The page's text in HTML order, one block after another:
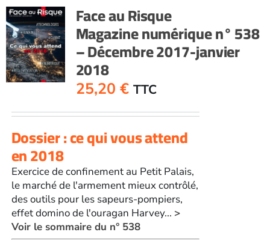
Face au Risque
Magazine numérique n° 538
– Décembre 2017-janvier
2018
25,20 € TTC
Dossier : ce qui vous attend
en 2018
Exercice de confinement au Petit Palais,
le marché de l'armement mieux contrôlé,
des outils pour les sapeurs-pompiers,
effet domino de l'ouragan Harvey... >
Voir le sommaire du n° 538